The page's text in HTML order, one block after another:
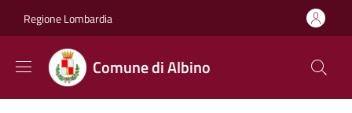
Regione Lombardia
Comune di Albino